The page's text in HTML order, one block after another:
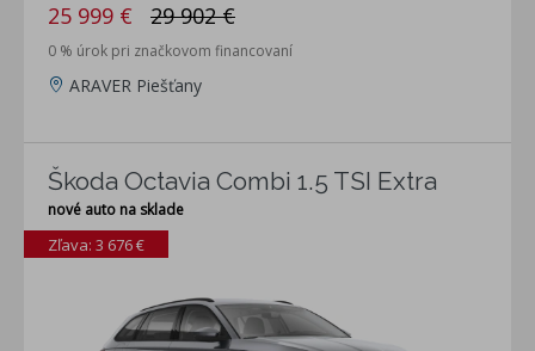
25 999 € 29 902 €
0 % úrok pri značkovom financovaní
ARAVER Piešťany
Škoda Octavia Combi 1.5 TSI Extra
nové auto na sklade
Zľava: 3 676 €